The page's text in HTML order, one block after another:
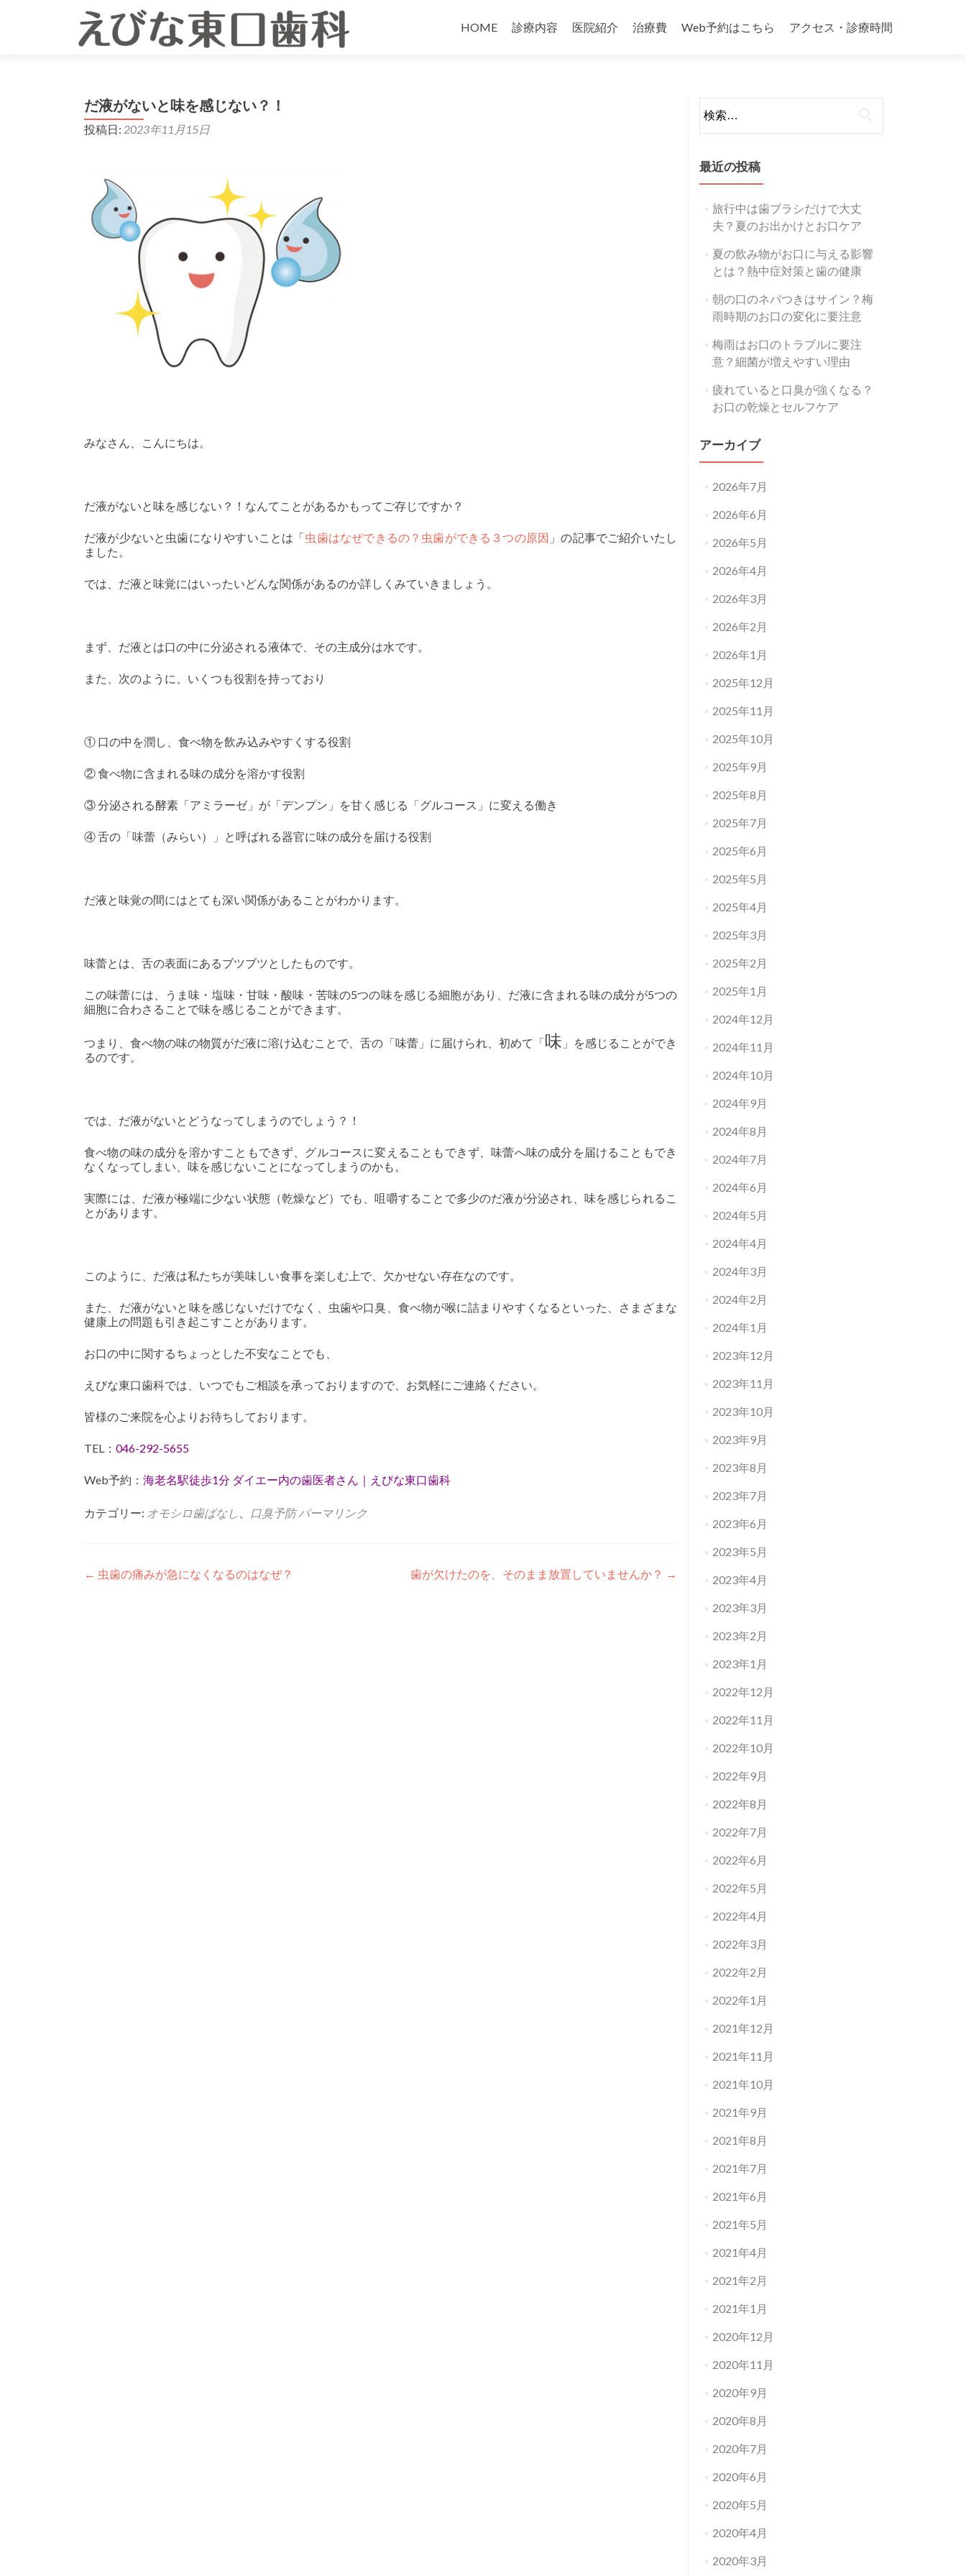
HOME 診療内容 医院紹介 治療費 Web予約はこちら アクセス・診療時間
だ液がないと味を感じない？！
投稿日: 2023年11月15日
みなさん、こんにちは。
だ液がないと味を感じない？！なんてことがあるかもってご存じですか？
だ液が少ないと虫歯になりやすいことは「虫歯はなぜできるの？虫歯ができる３つの原因 」の記事でご紹介いたし
ました。
では、だ液と味覚にはいったいどんな関係があるのか詳しくみていきましょう。
まず、だ液とは口の中に分泌される液体で、その主成分は水です。
また、次のように、いくつも役割を持っており
① 口の中を潤し、食べ物を飲み込みやすくする役割
② 食べ物に含まれる味の成分を溶かす役割
③ 分泌される酵素「アミラーゼ」が「デンプン」を甘く感じる「グルコース」に変える働き
④ 舌の「味蕾（みらい）」と呼ばれる器官に味の成分を届ける役割
だ液と味覚の間にはとても深い関係があることがわかります。
味蕾とは、舌の表面にあるブツブツとしたものです。
この味蕾には、うま味・塩味・甘味・酸味・苦味の5つの味を感じる細胞があり、だ液に含まれる味の成分が5つの
細胞に合わさることで味を感じることができます。
つまり、食べ物の味の物質がだ液に溶け込むことで、舌の「味蕾」に届けられ、初めて「味 」を感じることができ
るのです。
では、だ液がないとどうなってしまうのでしょう？！
食べ物の味の成分を溶かすこともできず、グルコースに変えることもできず、味蕾へ味の成分を届けることもでき
なくなってしまい、味を感じないことになってしまうのかも。
実際には、だ液が極端に少ない状態（乾燥など）でも、咀嚼することで多少のだ液が分泌され、味を感じられるこ
とがあります。
このように、だ液は私たちが美味しい食事を楽しむ上で、欠かせない存在なのです。
また、だ液がないと味を感じないだけでなく、虫歯や口臭、食べ物が喉に詰まりやすくなるといった、さまざまな
健康上の問題も引き起こすことがあります。
お口の中に関するちょっとした不安なことでも、
えびな東口歯科では、いつでもご相談を承っておりますので、お気軽にご連絡ください。
皆様のご来院を心よりお待ちしております。
TEL： 046-292-5655
Web予約： 海老名駅徒歩1分 ダイエー内の歯医者さん｜えびな東口歯科
カテゴリー: オモシロ歯ばなし 口臭予防 パーマリンク
投
← 虫歯の痛みが急になくなるのはなぜ？ 歯が欠けたのを、そのまま放置していませんか？ →
索:
最近の投稿
旅行中は歯ブラシだけで大丈
夫？夏のお出かけとお口ケア
夏の飲み物がお口に与える影響
とは？熱中症対策と歯の健康
朝の口のネバつきはサイン？梅
雨時期のお口の変化に要注意
梅雨はお口のトラブルに要注
意？細菌が増えやすい理由
疲れていると口臭が強くなる？
お口の乾燥とセルフケア
アーカイブ
2026年7月
2026年6月
2026年5月
2026年4月
2026年3月
2026年2月
2026年1月
2025年12月
2025年11月
2025年10月
2025年9月
2025年8月
2025年7月
2025年6月
2025年5月
2025年4月
2025年3月
2025年2月
2025年1月
2024年12月
2024年11月
2024年10月
2024年9月
2024年8月
2024年7月
2024年6月
2024年5月
2024年4月
2024年3月
2024年2月
2024年1月
2023年12月
2023年11月
2023年10月
2023年9月
2023年8月
2023年7月
2023年6月
2023年5月
2023年4月
2023年3月
2023年2月
2023年1月
2022年12月
2022年11月
2022年10月
2022年9月
2022年8月
2022年7月
2022年6月
2022年5月
2022年4月
2022年3月
2022年2月
2022年1月
2021年12月
2021年11月
2021年10月
2021年9月
2021年8月
2021年7月
2021年6月
2021年5月
2021年4月
2021年2月
2021年1月
2020年12月
2020年11月
2020年9月
2020年8月
2020年7月
2020年6月
2020年5月
2020年4月
2020年3月